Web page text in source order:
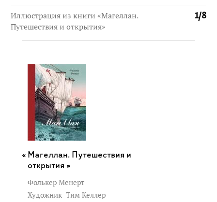
1/8
Иллюстрация из книги «Магеллан.
Путешествия и открытия»
Магеллан. Путешествия и
открытия »
Фолькер Менерт
Художник Тим Келлер